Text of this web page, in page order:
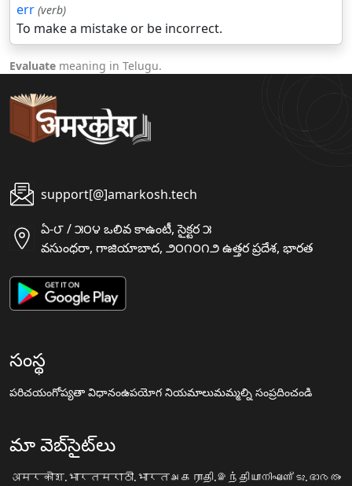
err (verb)
To make a mistake or be incorrect.
Evaluate meaning in Telugu.
support[@]amarkosh.tech
ఏ-౮ / ౫౦౪ ఒలివ కాఉంటీ, సైక్టర ౫
వసుంధరా, గాజియాబాద, ౨౦౧౦౧౨ ఉత్తర ప్రదేశ, భారత
సంస్థ
పరిచయంగోప్యతా విధానంఉపయోగ నియమాలుమమ్మల్ని సంప్రదించండి
మా వెబ్‌సైట్‌లు
अमरकोश.भारतमराठी.भारतஅகராதி.இந்தியாനിഘണ്ടു.ഭാരതം